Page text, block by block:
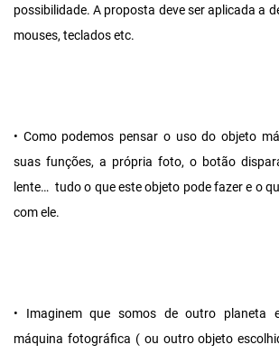
possibilidade. A proposta deve ser aplicada a
mouses, teclados etc.
• Como podemos pensar o uso do objeto
suas funções, a própria foto, o botão
lente… tudo o que este objeto pode fazer e o
com ele.
• Imaginem que somos de outro planeta
máquina fotográfica ( ou outro objeto